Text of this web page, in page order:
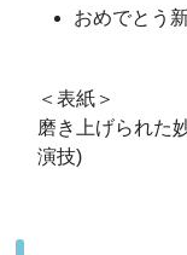
おめでとう
＜表紙＞
磨き上げられた
演技)